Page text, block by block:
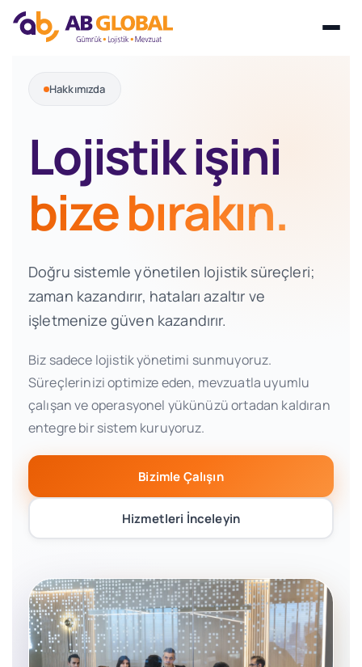
Hakkımızda
Lojistik işini
bize bırakın.
Doğru sistemle yönetilen lojistik süreçleri;
zaman kazandırır, hataları azaltır ve
işletmenize güven kazandırır.
Biz sadece lojistik yönetimi sunmuyoruz.
Süreçlerinizi optimize eden, mevzuatla uyumlu
çalışan ve operasyonel yükünüzü ortadan kaldıran
entegre bir sistem kuruyoruz.
Bizimle Çalışın
Hizmetleri İnceleyin